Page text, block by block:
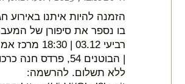
הזמנה להיות איתנו באירוע
בו נספר את סיפורן של
רביעי 03.12 |
| הבוטנים 54, פרדס
ללא תשלום. להרשמה: